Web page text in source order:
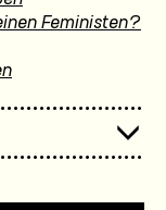
Feministen?